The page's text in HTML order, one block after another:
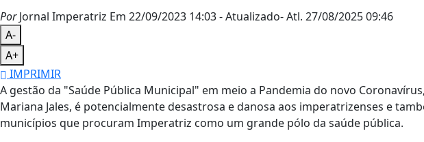
PorJornal Imperatriz Em 22/09/2023 14:03- Atualizado- Atl. 27/08/2025 09:46
A-
A+
IMPRIMIR
A gestão da "Saúde Pública Municipal" em meio a Pandemia do novo
Mariana Jales, é potencialmente desastrosa e danosa aos imperatrizenses e
municípios que procuram Imperatriz como um grande pólo da saúde pública.